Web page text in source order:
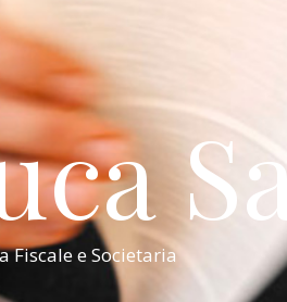
Fiscale e Societaria